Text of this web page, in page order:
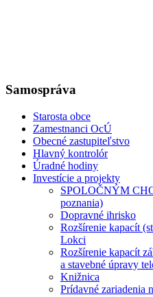
Samospráva
Starosta obce
Zamestnanci OcÚ
Obecné zastupiteľstvo
Hlavný kontrolór
Úradné hodiny
Investície a projekty
SPOLOČNÝM
poznania)
Dopravné ihrisko
Rozšírenie kapacít
Lokci
Rozšírenie kapacít
a stavebné úpravy
Knižnica
Prídavné zariadenia